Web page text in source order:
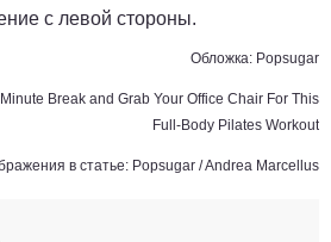
с левой стороны.
Обложка: Popsugar
Break and Grab Your Office Chair For This
Full-Body Pilates Workout
в статье: Popsugar / Andrea Marcellus